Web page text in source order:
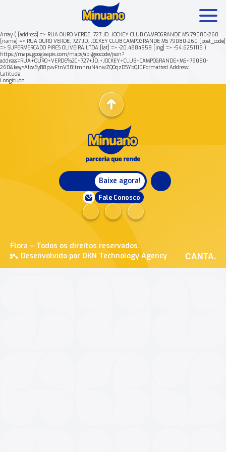
Array ( [address] => RUA OURO VERDE, 727 JD. JOCKEY CLUB CAMPOGRANDE MS 79080-260
[name] => RUA OURO VERDE, 727 JD. JOCKEY CLUB CAMPOGRANDE MS 79080-260 [post_code]
=> SUPERMERCADO PIRES OLIVEIRA LTDA [lat] => -20.4884959 [lng] => -54.6251118 )
https://maps.googleapis.com/maps/api/geocode/json?
address=RUA+OURO+VERDE%2C+727+JD.+JOCKEY+CLUB+CAMPOGRANDE+MS+79080-
260&key=AIzaSyB8pvvFtnV38ItmhruN4nwZQOqzDSYbQJ0Formatted Address:
Latitude:
Longitude:
Baixe agora!
Fale Conosco
Flora – Todos os direitos reservados.
Desenvolvido por OKN Technology Agency
CANTA.
Mais buscados: Produtos Minuano Rende +
Nossa história